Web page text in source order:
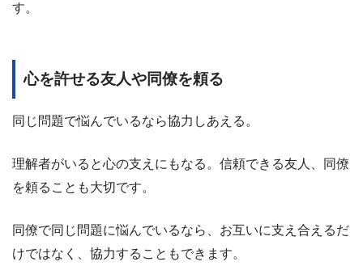
す。
心を許せる友人や同僚を頼る
同じ問題で悩んでいるなら協力しあえる。
理解者がいると心の支えにもなる。信頼できる友人、同僚
を頼ることも大切です。
同僚で同じ問題に悩んでいるなら、お互いに支え合えるだ
けではなく、協力することもできます。